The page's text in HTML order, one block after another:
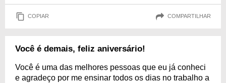
COPIAR COMPARTILHAR
Você é demais, feliz aniversário!
Você é uma das melhores pessoas que eu já conheci
e agradeço por me ensinar todos os dias no trabalho a